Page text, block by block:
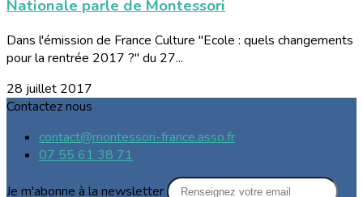
Nationale parle de Montessori
Dans l'émission de France Culture "Ecole : quels changements
pour la rentrée 2017 ?" du 27...
28 juillet 2017
Contactez nous
contact@montessori-france.asso.fr
07 55 61 38 71
Je m'abonne à la newsletter